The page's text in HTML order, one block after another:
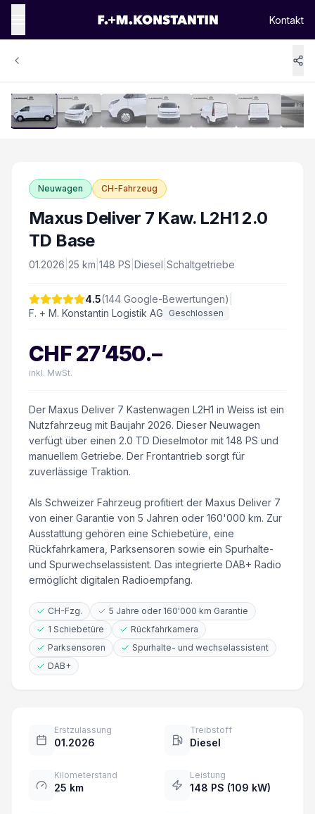
Kontakt
Neuwagen CH-Fahrzeug
Maxus Deliver 7 Kaw. L2H1 2.0
TD Base
01.2026 25 km 148 PS Diesel Schaltgetriebe
4.5(144 Google-Bewertungen)
F. + M. Konstantin Logistik AG
Geschlossen
CHF27’450.–
inkl. MwSt.
Der Maxus Deliver 7 Kastenwagen L2H1 in Weiss ist ein
Nutzfahrzeug mit Baujahr 2026. Dieser Neuwagen
verfügt über einen 2.0 TD Dieselmotor mit 148 PS und
manuellem Getriebe. Der Frontantrieb sorgt für
zuverlässige Traktion.
Als Schweizer Fahrzeug profitiert der Maxus Deliver 7
von einer Garantie von 5 Jahren oder 160'000 km. Zur
Ausstattung gehören eine Schiebetüre, eine
Rückfahrkamera, Parksensoren sowie ein Spurhalte-
und Spurwechselassistent. Das integrierte DAB+ Radio
ermöglicht digitalen Radioempfang.
CH-Fzg.
5 Jahre oder 160'000 km Garantie
1 Schiebetüre
Rückfahrkamera
Parksensoren
Spurhalte- und wechselassistent
DAB+
Erstzulassung
01.2026
Treibstoff
Diesel
Kilometerstand
25 km
Leistung
148 PS (109 kW)